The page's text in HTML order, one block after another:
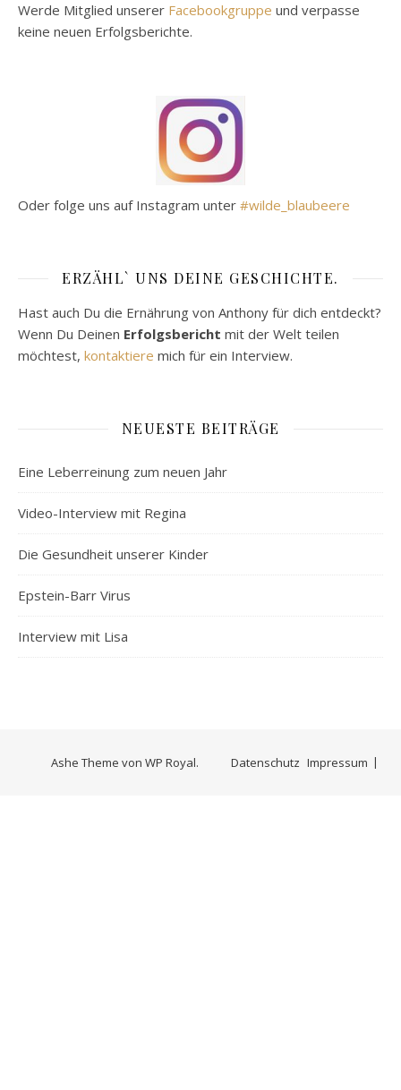
Werde Mitglied unserer Facebookgruppe und verpasse
keine neuen Erfolgsberichte.
Oder folge uns auf Instagram unter #wilde_blaubeere
ERZÄHL` UNS DEINE GESCHICHTE.
Hast auch Du die Ernährung von Anthony für dich entdeckt?
Wenn Du Deinen Erfolgsbericht mit der Welt teilen
möchtest, kontaktiere mich für ein Interview.
NEUESTE BEITRÄGE
Eine Leberreinung zum neuen Jahr
Video-Interview mit Regina
Die Gesundheit unserer Kinder
Epstein-Barr Virus
Interview mit Lisa
Datenschutz Impressum
Ashe Theme von WP Royal.